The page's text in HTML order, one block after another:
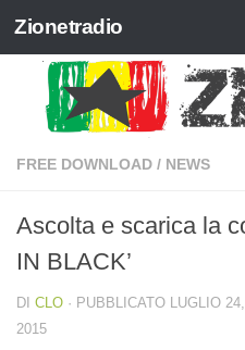
Salta al contenuto
Zionetradio
FREE DOWNLOAD / NEWS
Ascolta e scarica la
IN BLACK’
DI CLO · PUBBLICATO LUGLIO
2015